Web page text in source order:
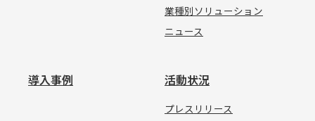
業種別ソリューション
ニュース
導入事例 活動状況
プレスリリース